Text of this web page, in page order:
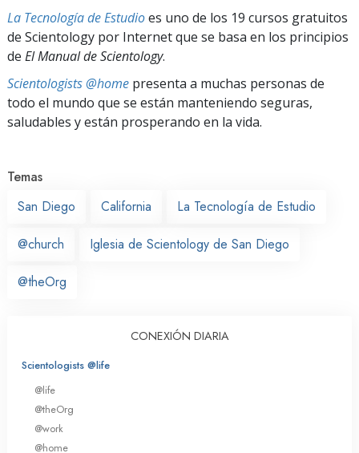
La Tecnología de Estudioes uno de los 19 cursos gratuitos
de Scientology por Internet que se basa en los principios
de El Manual de Scientology.
Scientologists @home presenta a muchas personas de
todo el mundo que se están manteniendo seguras,
saludables y están prosperando en la vida.
Temas
San Diego
California La Tecnología de Estudio
@church Iglesia de Scientology de San Diego
@theOrg
CONEXIÓN DIARIA
Scientologists @life
@life
@theOrg
@work
@home